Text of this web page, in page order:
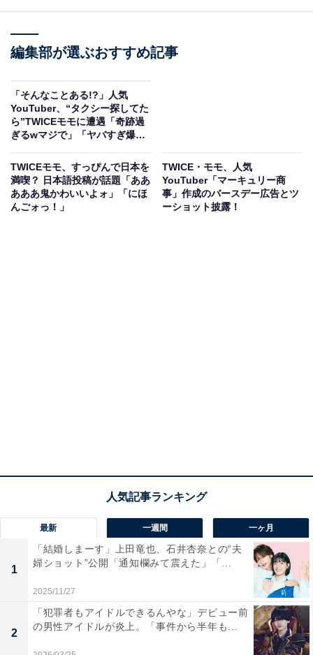
編集部が選ぶおすすめ記事
「そんなことある!?」人気
YouTuber、“タクシー探してた
ら”TWICEモモに遭遇「奇跡過
ぎるwマジで」「ヤバすぎ爆
TWICEモモ、すっぴんで日本を
満喫？ 日本語投稿が話題「ああ
あああ鬼かわいいよォ」「にほ
んごォっ！」
TWICE・モモ、人気
YouTuber「マーキュリー商
事」作成のバースデー広告とツ
ーショット披露！
最新 一週間 一ヶ月
1
「結婚しまーす」上田竜也、石井杏奈との“夫
婦ショット”公開「通知欄みて震えた」「...
2025/11/27
2
「犯罪者もアイドルできるんやな」デビュー前
の男性アイドルが炎上。「事件から半年も...